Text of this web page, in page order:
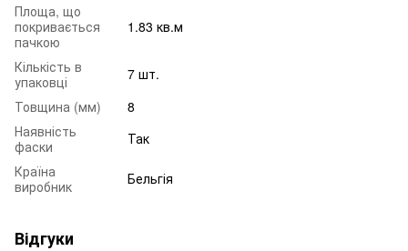
Площа, що
покривається
пачкою
1.83 кв.м
Кількість в
упаковці
7 шт.
Товщина (мм)
8
Наявність
фаски
Так
Країна
виробник
Бельгія
Відгуки